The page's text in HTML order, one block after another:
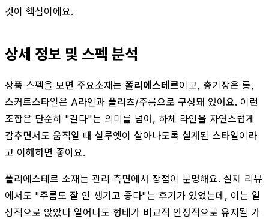
것이 핵심이에요.
상세 정보 및 스펙 분석
상품 스펙을 보면 주요소재는 폴리에스테르이고, 총기장은 롱,
스커트스타일은 A라인과 플리츠/주름으로 구성돼 있어요. 이런
조합은 단순히 "길다"는 의미를 넘어, 하체 라인을 자연스럽게
감추면서도 움직일 때 실루엣이 살아나도록 설계된 스타일이라
고 이해하면 좋아요.
폴리에스테르 소재는 관리 측면에서 장점이 분명해요. 실제 리뷰
에서도 "주름도 잘 안 생기고 좋다"는 후기가 있었는데, 이는 일
상적으로 앉았다 일어나도 형태가 비교적 안정적으로 유지될 가